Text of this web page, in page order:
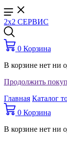
2x2 СЕРВИС
0 Корзина
В корзине нет ни
Продолжить
Главная Каталог
0 Корзина
В корзине нет ни